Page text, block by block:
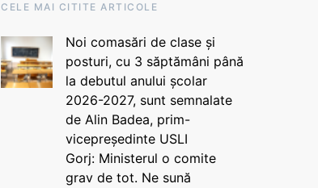
CELE MAI CITITE ARTICOLE
Noi comasări de clase și
posturi, cu 3 săptămâni până
la debutul anului școlar
2026-2027, sunt semnalate
de Alin Badea, prim-
vicepreședinte USLI
Gorj: Ministerul o comite
grav de tot. Ne sună